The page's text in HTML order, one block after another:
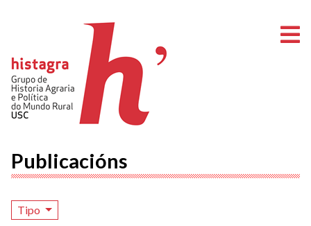
Publicacións
Tipo